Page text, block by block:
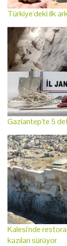
Türkiye'deki ilk
Gaziantep'te 5
Kalesi'nde
kazıları sürüyor